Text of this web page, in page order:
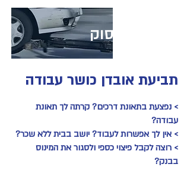
תחומי עיסוק
תביעת אובדן כושר עבודה
> נפצעת בתאונת דרכים? קרתה לך תאונת
עבודה?
> אין לך אפשרות לעבוד? יושב בבית ללא שכר?
> רוצה לקבל פיצוי כספי ולסגור את המינוס
בבנק?